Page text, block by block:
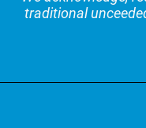
traditional